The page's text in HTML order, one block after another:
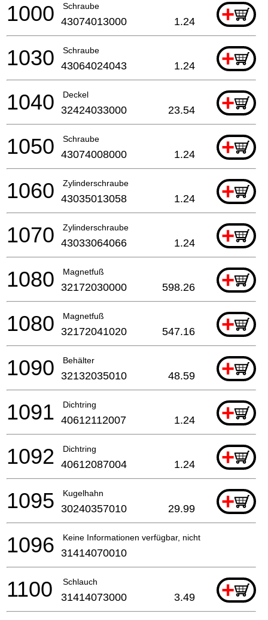
Schraube +
1000 43074013000 1.24
Schraube +
1030 43064024043 1.24
Deckel +
1040 32424033000 23.54
Schraube +
1050 43074008000 1.24
Zylinderschraube +
1060 43035013058 1.24
Zylinderschraube +
1070 43033064066 1.24
Magnetfuß +
1080 32172030000 598.26
Magnetfuß +
1080 32172041020 547.16
Behälter +
1090 32132035010 48.59
Dichtring +
1091 40612112007 1.24
Dichtring +
1092 40612087004 1.24
Kugelhahn +
1095 30240357010 29.99
Keine Informationen verfügbar, nicht bestellbar
1096 31414070010
Schlauch +
1100 31414073000 3.49